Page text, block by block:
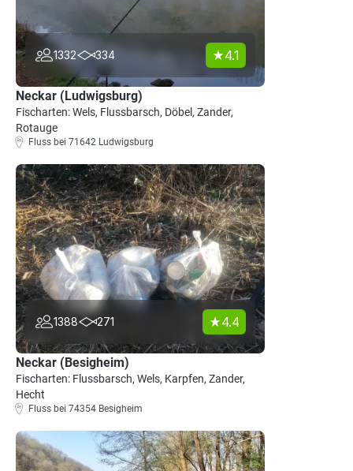
1332 334 4.1
Neckar (Ludwigsburg)
Fischarten: Wels, Flussbarsch, Döbel, Zander,
Rotauge
Fluss bei 71642 Ludwigsburg
1388 271 4.4
Neckar (Besigheim)
Fischarten: Flussbarsch, Wels, Karpfen, Zander,
Hecht
Fluss bei 74354 Besigheim